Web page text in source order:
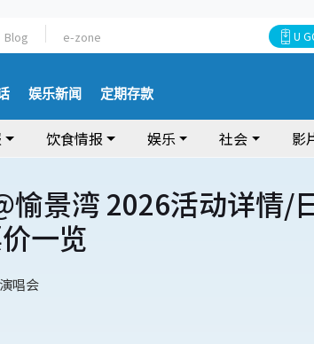
Blog e-zone U
娱乐新闻 定期存款
饮食情报 娱乐 社会 影
愉景湾 2026活动详情/
一览
演唱会